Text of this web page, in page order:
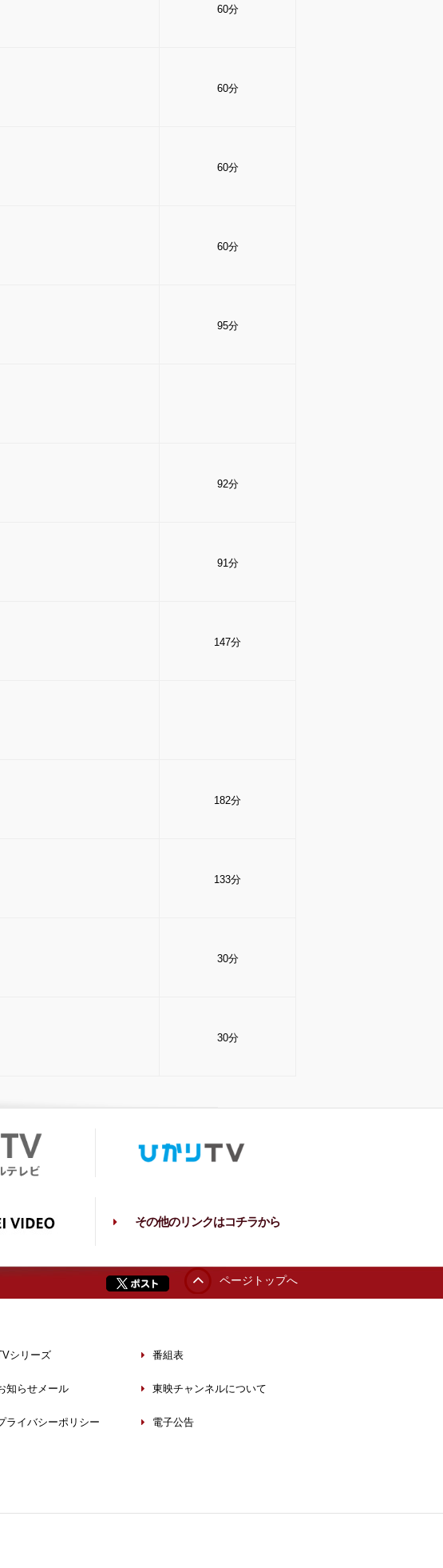
60分
60分
60分
60分
95分
92分
91分
147分
182分
133分
30分
30分
その他のリンクはコチラから
ページトップへ
TVシリーズ 番組表
知らせメール 東映チャンネルについて
ライバシーポリシー 電子公告